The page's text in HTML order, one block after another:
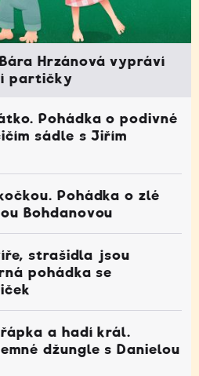
Hrzánová vypráví
partičky
Pohádka o podivné
sádle s Jiřím
Pohádka o zlé
Bohdanovou
strašidla jsou
pohádka se
a hadí král.
džungle s Danielou